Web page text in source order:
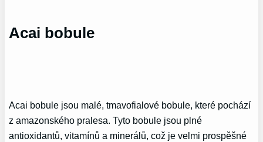
Acai bobule
Acai bobule jsou malé, tmavofialové bobule, které pochází
z amazonského pralesa. Tyto bobule jsou plné
antioxidantů, vitamínů a minerálů, což je velmi prospěšné